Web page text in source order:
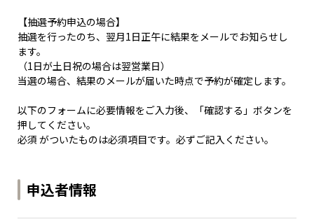
【抽選予約申込の場合】
抽選を行ったのち、翌月1日正午に結果をメールでお知らせし
ます。
（1日が土日祝の場合は翌営業日）
当選の場合、結果のメールが届いた時点で予約が確定します。
以下のフォームに必要情報をご入力後、「確認する」ボタンを
押してください。
必須 がついたものは必須項目です。必ずご記入ください。
申込者情報